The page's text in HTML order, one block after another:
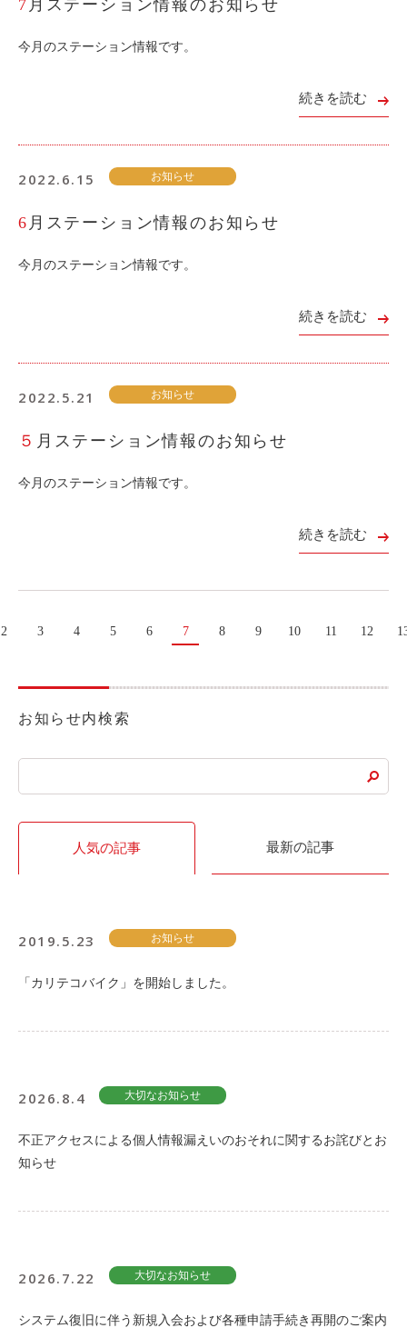
7月ステーション情報のお知らせ
今月のステーション情報です。
続きを読む
2022.6.15 お知らせ
6月ステーション情報のお知らせ
今月のステーション情報です。
続きを読む
2022.5.21 お知らせ
５月ステーション情報のお知らせ
今月のステーション情報です。
続きを読む
2 3 4 5 6 7 8 9 10 11 12
お知らせ内検索
人気の記事 最新の記事
2019.5.23 お知らせ
「カリテコバイク」を開始しました。
2026.8.4 大切なお知らせ
不正アクセスによる個人情報漏えいのおそれに関するお詫びとお
知らせ
2026.7.22 大切なお知らせ
システム復旧に伴う新規入会および各種申請手続き再開のご案内